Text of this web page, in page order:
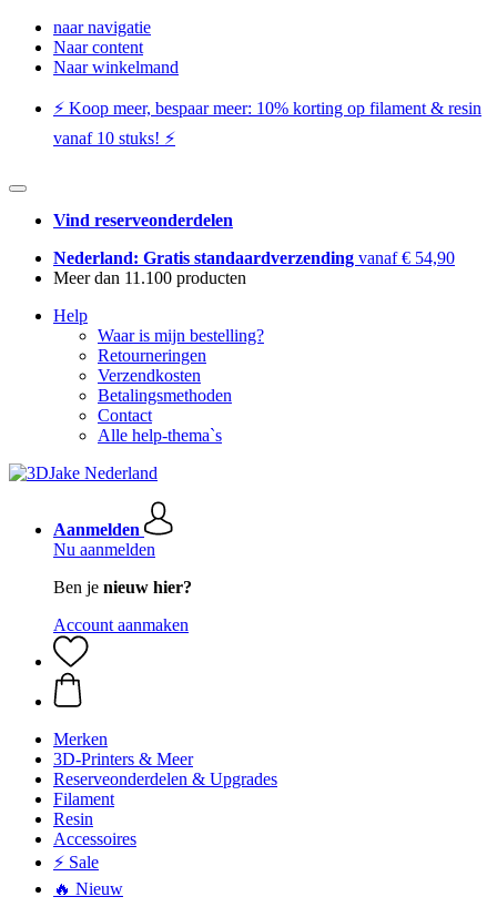
naar navigatie
Naar content
Naar winkelmand
⚡️ Koop meer, bespaar meer: ​​10% korting op filament & resin
vanaf 10 stuks! ⚡️
Vind reserveonderdelen
Nederland: Gratis standaardverzending vanaf € 54,90
Meer dan 11.100 producten
Help
Waar is mijn bestelling?
Retourneringen
Verzendkosten
Betalingsmethoden
Contact
Alle help-thema`s
Aanmelden
Nu aanmelden
Ben je nieuw hier?
Account aanmaken
Merken
3D-Printers & Meer
Reserveonderdelen & Upgrades
Filament
Resin
Accessoires
⚡ Sale
🔥 Nieuw